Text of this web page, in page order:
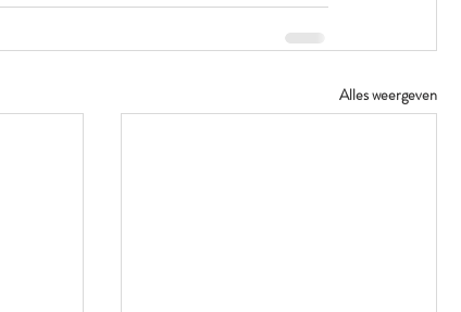
Alles weergeven